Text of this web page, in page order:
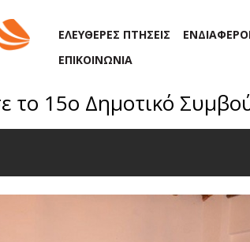
ΕΛΕΥΘΕΡΕΣ ΠΤΗΣΕΙΣ
ΕΠΙΚΟΙΝΩΝΙΑ
το 15ο Δημοτικό